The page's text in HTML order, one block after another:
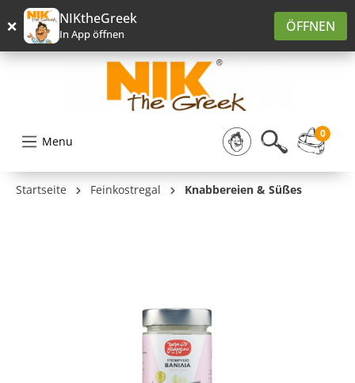
springen
× NIKtheGreek
In App öffnen ÖFFNEN
Menu
0
Startseite Feinkostregal Knabbereien & Süßes